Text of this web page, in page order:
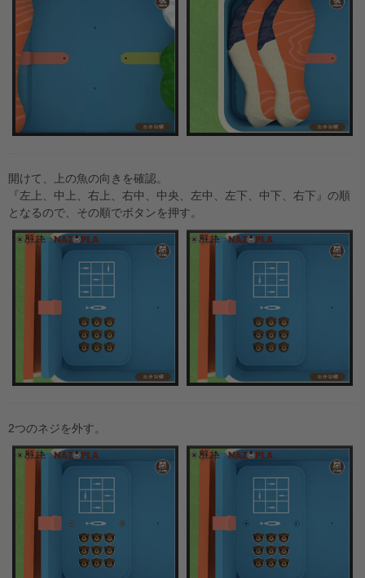
開けて、上の魚の向きを確認。
『左上、中上、右上、右中、中央、左中、左下、中下、右下』の順
となるので、その順でボタンを押す。
2つのネジを外す。